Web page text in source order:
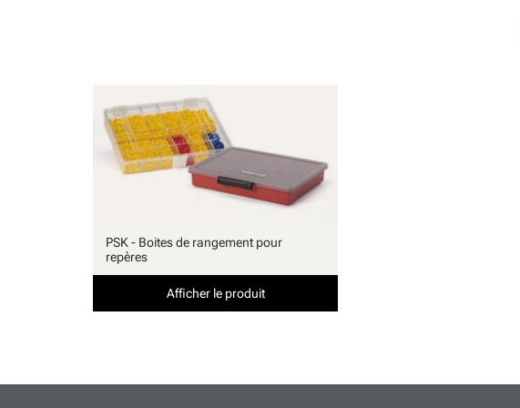
PSK - Boites de rangement pour
repères
Afficher le produit